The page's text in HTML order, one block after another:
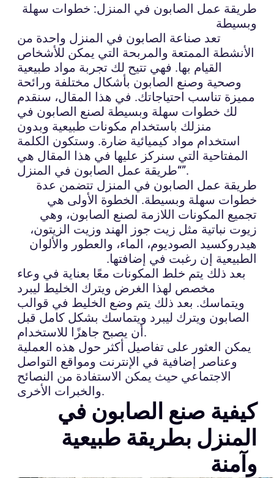
طريقة عمل الصابون في المنزل: خطوات سهلة
وبسيطة
تعد صناعة الصابون في المنزل واحدة من
الأنشطة الممتعة والمربحة التي يمكن للأشخاص
القيام بها. فهي تتيح لك تجربة مواد طبيعية
وصحية وصنع الصابون بأشكال مختلفة ورائحة
مميزة تناسب احتياجاتك. في هذا المقال، سنقدم
لك خطوات سهلة وبسيطة لصنع الصابون في
منزلك باستخدام مكونات طبيعية وبدون
استخدام مواد كيميائية ضارة. وستكون الكلمة
المفتاحية التي سنركز عليها في هذا المقال هي
“طريقة عمل الصابون في المنزل”.
طريقة عمل الصابون في المنزل تتضمن عدة
خطوات سهلة وبسيطة. الخطوة الأولى هي
تجميع المكونات اللازمة لصنع الصابون، وهي
زيوت نباتية مثل زيت جوز الهند وزيت الزيتون،
هيدروكسيد الصوديوم، الماء، والعطور والألوان
الطبيعية إن رغبت في إضافتها.
بعد ذلك يتم خلط المكونات معًا بعناية في وعاء
مخصص لهذا الغرض ويترك الخليط ليبرد
ويتماسك. بعد ذلك يتم وضع الخليط في قوالب
الصابون ويترك ليبرد ويتماسك بشكل كامل قبل
أن يصبح جاهزًا للاستخدام.
يمكن العثور على تفاصيل أكثر حول هذه العملية
وعناصر إضافية في الإنترنت ومواقع التواصل
الاجتماعي حيث يمكن الاستفادة من النصائح
والخبرات الأخرى.
كيفية صنع الصابون في
المنزل بطريقة طبيعية
وآمنة